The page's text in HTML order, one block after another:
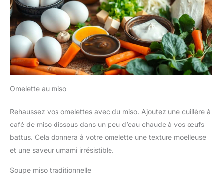
Omelette au miso
Rehaussez vos omelettes avec du miso. Ajoutez une cuillère à
café de miso dissous dans un peu d’eau chaude à vos œufs
battus. Cela donnera à votre omelette une texture moelleuse
et une saveur umami irrésistible.
Soupe miso traditionnelle